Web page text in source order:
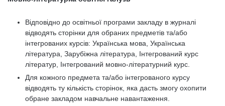
Відповідно до освітньої програми закладу в журналі
відводять сторінки для обраних предметів та/або
інтегрованих курсів: Українська мова, Українська
література, Зарубіжна література, Інтегрований курс
літератур, Інтегрований мовно-літературний курс.
Для кожного предмета та/або інтегрованого курсу
відводять ту кількість сторінок, яка дасть змогу охопити
обране закладом навчальне навантаження.